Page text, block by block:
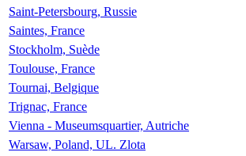
Saint-Petersbourg, Russie
Saintes, France
Stockholm, Suède
Toulouse, France
Tournai, Belgique
Trignac, France
Vienna - Museumsquartier, Autriche
Warsaw, Poland, UL. Zlota